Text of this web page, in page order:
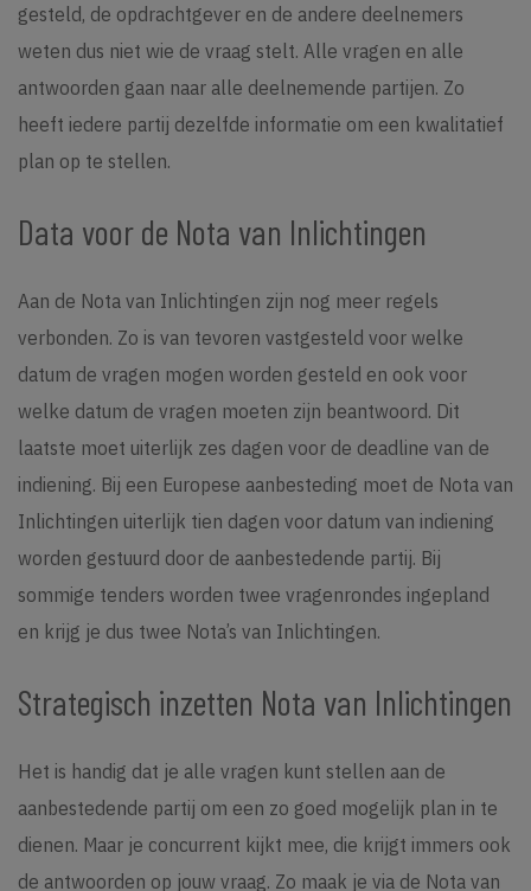
gesteld, de opdrachtgever en de andere deelnemers
weten dus niet wie de vraag stelt. Alle vragen en alle
antwoorden gaan naar alle deelnemende partijen. Zo
heeft iedere partij dezelfde informatie om een kwalitatief
plan op te stellen.
Data voor de Nota van Inlichtingen
Aan de Nota van Inlichtingen zijn nog meer regels
verbonden. Zo is van tevoren vastgesteld voor welke
datum de vragen mogen worden gesteld en ook voor
welke datum de vragen moeten zijn beantwoord. Dit
laatste moet uiterlijk zes dagen voor de deadline van de
indiening. Bij een Europese aanbesteding moet de Nota van
Inlichtingen uiterlijk tien dagen voor datum van indiening
worden gestuurd door de aanbestedende partij. Bij
sommige tenders worden twee vragenrondes ingepland
en krijg je dus twee Nota’s van Inlichtingen.
Strategisch inzetten Nota van Inlichtingen
Het is handig dat je alle vragen kunt stellen aan de
aanbestedende partij om een zo goed mogelijk plan in te
dienen. Maar je concurrent kijkt mee, die krijgt immers ook
de antwoorden op jouw vraag. Zo maak je via de Nota van